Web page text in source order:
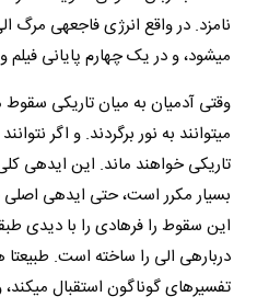
نامزد. در واقع انرژی فاجعه­ی مرگ
می­شود، و در یک چهارم پایانی
وقتی آدمیان به میان تاریکی سقوط
می­توانند به نور برگردند. و اگر
تاریکی خواهند ماند. این ایده­ی
بسیار مکرر است، حتی ایده­ی
این سقوط را فرهادی را با دیدی
درباره­ی الی را ساخته است. طبیعتا
تفسیرهای گوناگون استقبال